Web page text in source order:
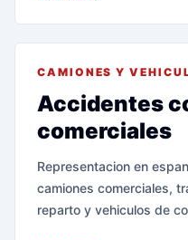
CAMIONES Y
Accidentes
comerciales
Representacion en
camiones comerciales,
reparto y vehiculos de